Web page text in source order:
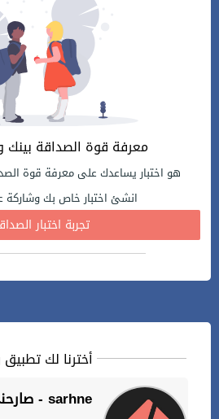
معرفة قوة الصداقة بينك
هو اختبار يساعدك على معرفة قوة
انشئ اختبار خاص بك وشاركة
تجربة اختبار
أخترنا لك تطبيق
صارحني - sarhne